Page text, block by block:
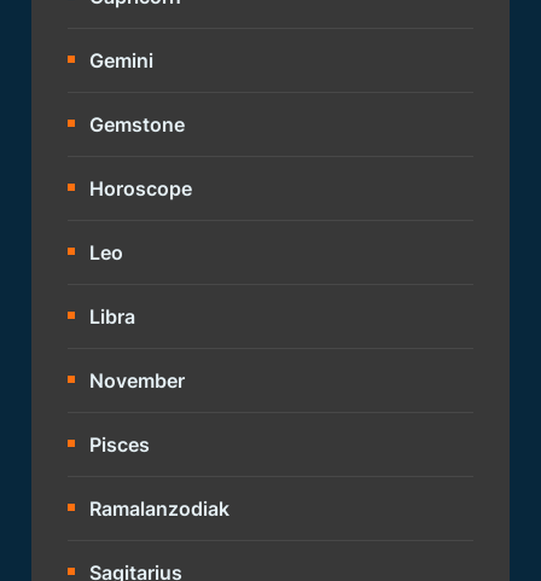
Gemini
Gemstone
Horoscope
Leo
Libra
November
Pisces
Ramalanzodiak
Sagitarius